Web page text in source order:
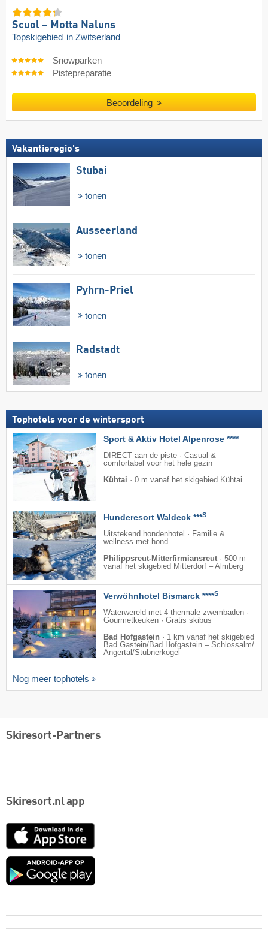
Scuol – Motta Naluns
Topskigebied in Zwitserland
Snowparken
Pistepreparatie
Beoordeling
Vakantieregio's
Stubai
tonen
Ausseerland
tonen
Pyhrn-Priel
tonen
Radstadt
tonen
Tophotels voor de wintersport
Sport & Aktiv Hotel Alpenrose ****
DIRECT aan de piste · Casual &
comfortabel voor het hele gezin
Kühtai · 0 m vanaf het skigebied Kühtai
Hunderesort Waldeck ***S
Uitstekend hondenhotel · Familie &
wellness met hond
Philippsreut-Mitterfirmiansreut · 500 m
vanaf het skigebied Mitterdorf – Almberg
Verwöhnhotel Bismarck ****S
Waterwereld met 4 thermale zwembaden ·
Gourmetkeuken · Gratis skibus
Bad Hofgastein · 1 km vanaf het skigebied
Bad Gastein/​Bad Hofgastein – Schlossalm/​
Angertal/​Stubnerkogel
Nog meer tophotels
Skiresort-Partners
Skiresort.nl app
App
Google